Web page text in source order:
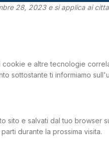
28, 2023 e si applica ai
cookie e altre tecnologie
sottostante ti informiamo
sito e salvati dal tuo browser
durante la prossima visita.